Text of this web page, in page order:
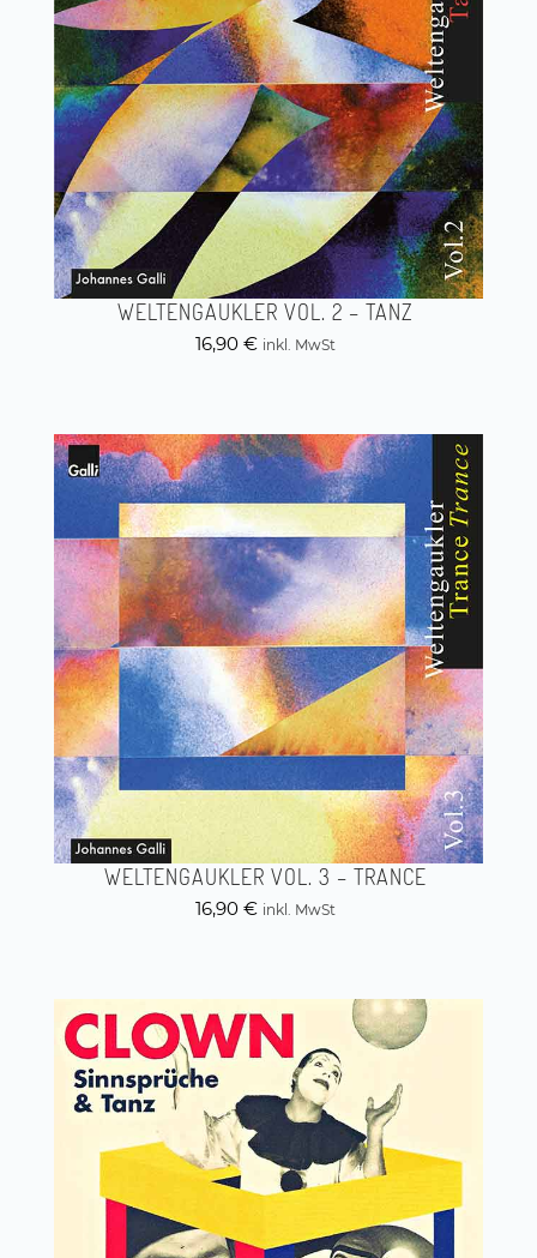
WELTENGAUKLER VOL. 2 – TANZ
16,90 € inkl. MwSt
WELTENGAUKLER VOL. 3 – TRANCE
16,90 € inkl. MwSt